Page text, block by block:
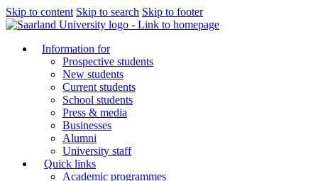
Skip to content Skip to search Skip to footer
Information for
Prospective students
New students
Current students
School students
Press & media
Businesses
Alumni
University staff
Quick links
Academic programmes